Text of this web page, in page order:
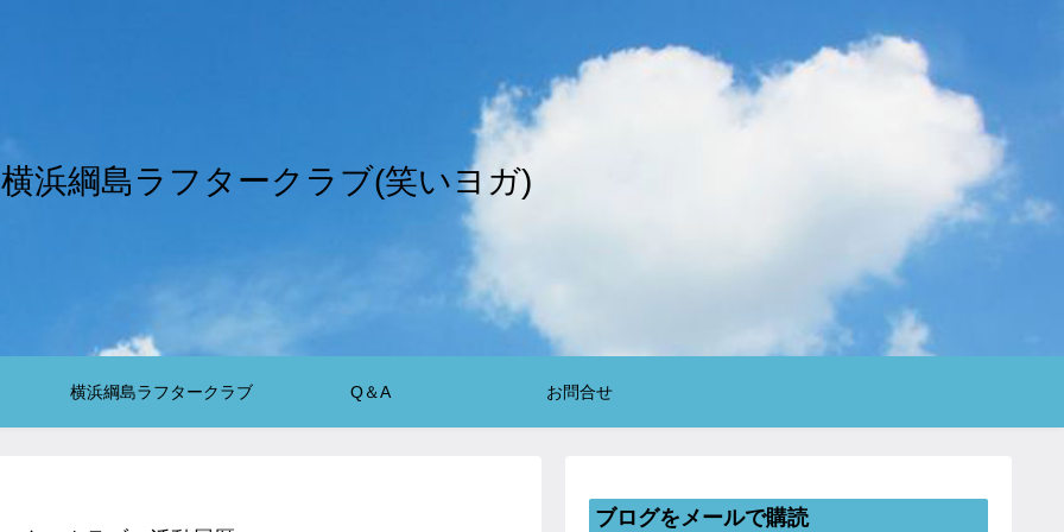
横浜綱島ラフタークラブ(笑いヨガ)
横浜綱島ラフタークラブ Q＆A お問合せ
ブログをメールで購読